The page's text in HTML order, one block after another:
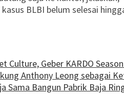
BLBI belum selesai
Culture, Geber KARDO
Anthony Leong sebagai
Sama Bangun Pabrik Baja